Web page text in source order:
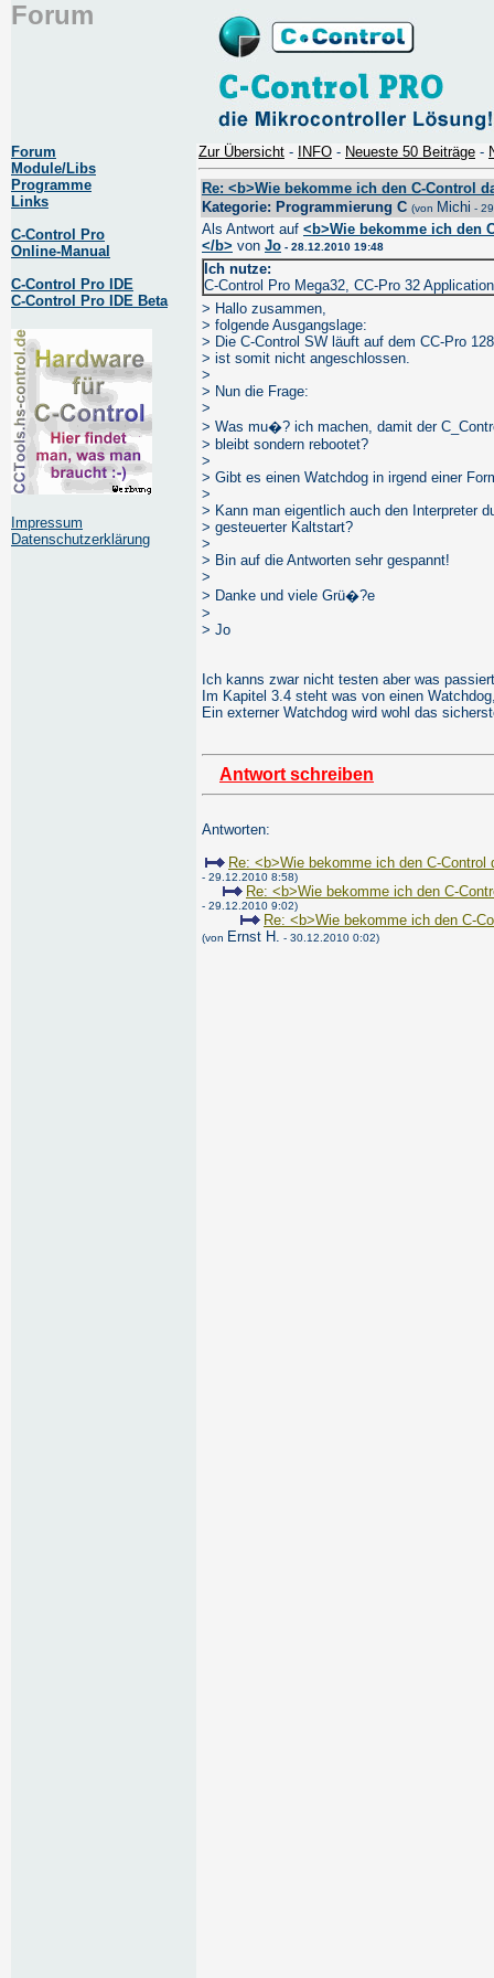
Forum
Forum
Module/Libs
Programme
Links
C-Control Pro
Online-Manual
C-Control Pro IDE
C-Control Pro IDE Beta
Impressum
Datenschutzerklärung
Zur Übersicht - INFO - Neueste 50 Beiträge -
Re: <b>Wie bekomme ich den C-Control
Kategorie: Programmierung C (von Michi -
Als Antwort auf <b>Wie bekomme ich den
</b> von Jo - 28.12.2010 19:48
Ich nutze:
C-Control Pro Mega32, CC-Pro 32
> Hallo zusammen,
> folgende Ausgangslage:
> Die C-Control SW läuft auf dem CC-Pro
> ist somit nicht angeschlossen.
>
> Nun die Frage:
>
> Was mu�? ich machen, damit der
> bleibt sondern rebootet?
>
> Gibt es einen Watchdog in irgend einer
>
> Kann man eigentlich auch den Interpreter
> gesteuerter Kaltstart?
>
> Bin auf die Antworten sehr gespannt!
>
> Danke und viele Grü�?e
>
> Jo
Ich kanns zwar nicht testen aber was
Im Kapitel 3.4 steht was von einen
Ein externer Watchdog wird wohl das
Antwort schreiben
Antworten:
Re: <b>Wie bekomme ich den C-
- 29.12.2010 8:58)
Re: <b>Wie bekomme ich den C-
- 29.12.2010 9:02)
Re: <b>Wie bekomme ich den C-
(von Ernst H. - 30.12.2010 0:02)